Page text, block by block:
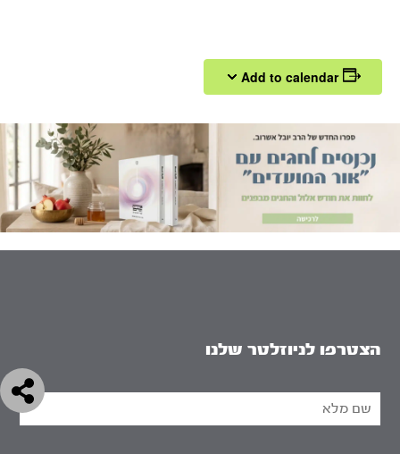
Add to calendar
הצטרפו לניוזלטר שלנו